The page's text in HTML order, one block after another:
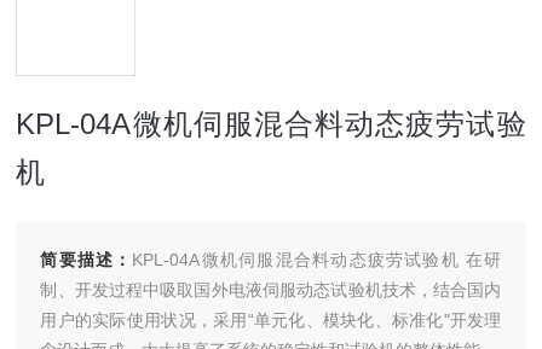
KPL-04A微机伺服混合料动态疲劳试验
机
简要描述： KPL-04A微机伺服混合料动态疲劳试验机 在研
制、开发过程中吸取国外电液伺服动态试验机技术，结合国内
用户的实际使用状况，采用“单元化、模块化、标准化"开发理